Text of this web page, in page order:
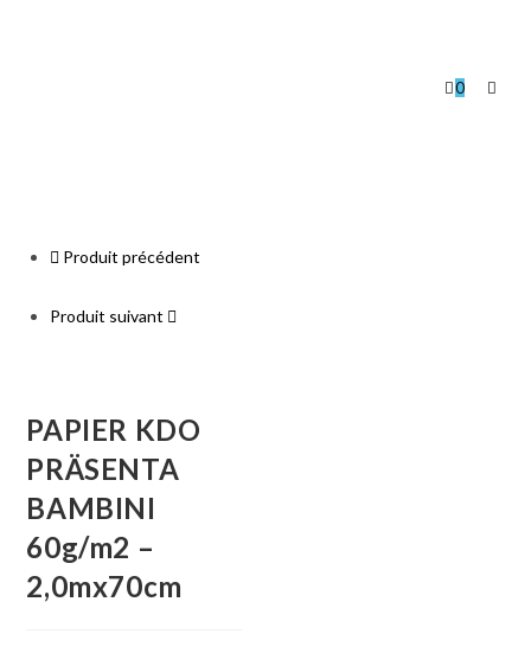
0
Produit précédent
Produit suivant
PAPIER KDO
PRÄSENTA
BAMBINI
60g/m2 –
2,0mx70cm